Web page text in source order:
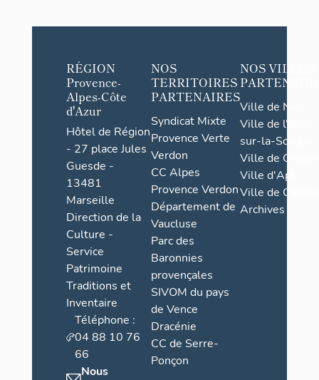
RÉGION
Provence-
Alpes-Côte
d'Azur
Hôtel de Région
- 27 place Jules
Guesde -
13481
Marseille
Direction de la
Culture -
Service
Patrimoine
Traditions et
Inventaire
Téléphone :
04 88 10 76
66
Nous
NOS
TERRITOIRES
PARTENAIRES
Syndicat Mixte
Provence Verte
Verdon
CC Alpes
Provence Verdon
Département de
Vaucluse
Parc des
Baronnies
provençales
SIVOM du pays
de Vence
Dracénie
CC de Serre-
Ponçon
NOS VILLES
Ville de Nice
Ville de l'Isle-
sur-la-Sorgue
Ville de Grasse
Ville d'Apt
Ville de
Archives